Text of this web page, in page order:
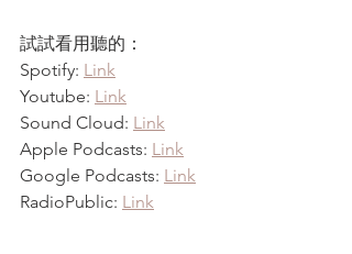
試試看用聽的：
Spotify: Link
Youtube: Link
Sound Cloud: Link
Apple Podcasts: Link
Google Podcasts: Link
RadioPublic: Link